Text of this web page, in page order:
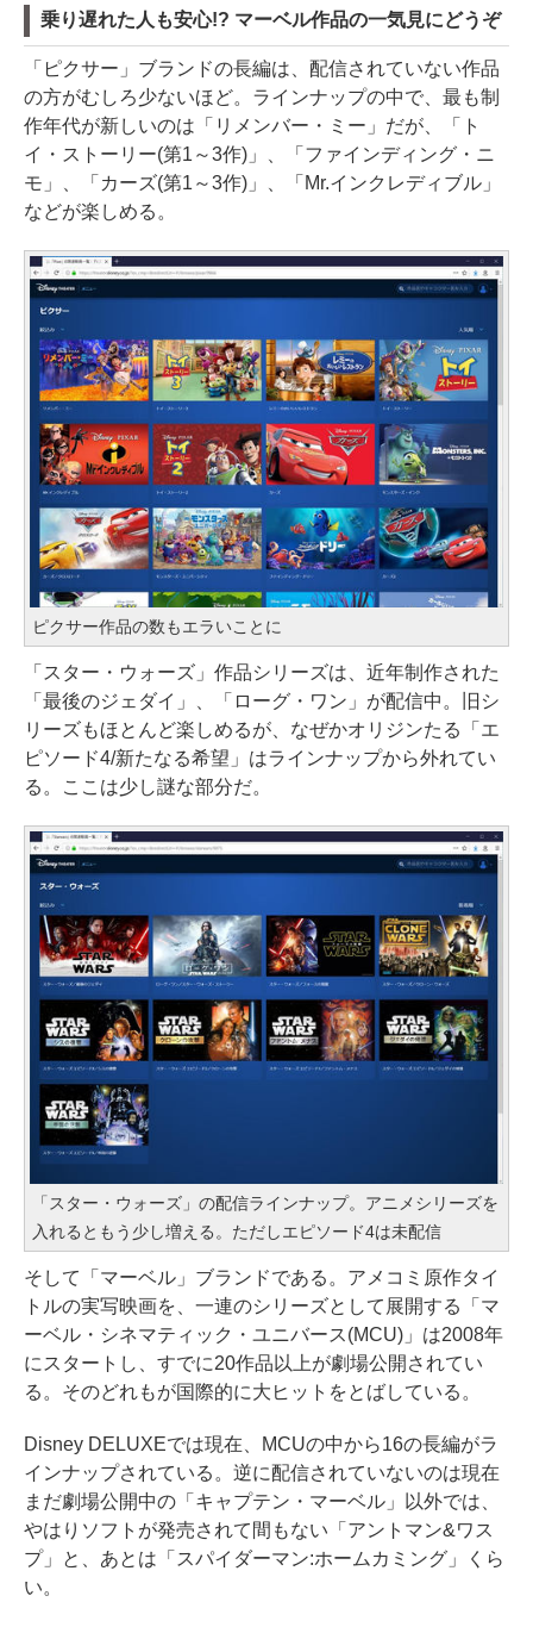
乗り遅れた人も安心!? マーベル作品の一気見にどうぞ
「ピクサー」ブランドの長編は、配信されていない作品
の方がむしろ少ないほど。ラインナップの中で、最も制
作年代が新しいのは「リメンバー・ミー」だが、「ト
イ・ストーリー(第1～3作)」、「ファインディング・ニ
モ」、「カーズ(第1～3作)」、「Mr.インクレディブル」
などが楽しめる。
ピクサー作品の数もエラいことに
「スター・ウォーズ」作品シリーズは、近年制作された
「最後のジェダイ」、「ローグ・ワン」が配信中。旧シ
リーズもほとんど楽しめるが、なぜかオリジンたる「エ
ピソード4/新たなる希望」はラインナップから外れてい
る。ここは少し謎な部分だ。
「スター・ウォーズ」の配信ラインナップ。アニメシリーズを
入れるともう少し増える。ただしエピソード4は未配信
そして「マーベル」ブランドである。アメコミ原作タイ
トルの実写映画を、一連のシリーズとして展開する「マ
ーベル・シネマティック・ユニバース(MCU)」は2008年
にスタートし、すでに20作品以上が劇場公開されてい
る。そのどれもが国際的に大ヒットをとばしている。
Disney DELUXEでは現在、MCUの中から16の長編がラ
インナップされている。逆に配信されていないのは現在
まだ劇場公開中の「キャプテン・マーベル」以外では、
やはりソフトが発売されて間もない「アントマン&ワス
プ」と、あとは「スパイダーマン:ホームカミング」くら
い。